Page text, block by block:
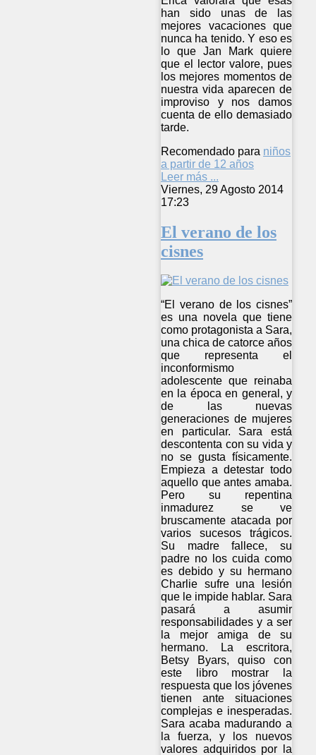
han sido unas de las
mejores vacaciones que
nunca ha tenido. Y eso es
lo que Jan Mark quiere
que el lector valore, pues
los mejores momentos de
nuestra vida aparecen de
improviso y nos damos
cuenta de ello demasiado
tarde.
Recomendado para niños
a partir de 12 años
Leer más ...
Viernes, 29 Agosto 2014
17:23
El verano de los
cisnes
“El verano de los cisnes”
es una novela que tiene
como protagonista a Sara,
una chica de catorce años
que representa el
inconformismo
adolescente que reinaba
en la época en general, y
de las nuevas
generaciones de mujeres
en particular. Sara está
descontenta con su vida y
no se gusta físicamente.
Empieza a detestar todo
aquello que antes amaba.
Pero su repentina
inmadurez se ve
bruscamente atacada por
varios sucesos trágicos.
Su madre fallece, su
padre no los cuida como
es debido y su hermano
Charlie sufre una lesión
que le impide hablar. Sara
pasará a asumir
responsabilidades y a ser
la mejor amiga de su
hermano. La escritora,
Betsy Byars, quiso con
este libro mostrar la
respuesta que los jóvenes
tienen ante situaciones
complejas e inesperadas.
Sara acaba madurando a
la fuerza, y los nuevos
valores adquiridos por la